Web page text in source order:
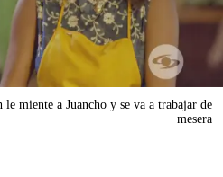
miente a Juancho y se va a trabajar de
mesera